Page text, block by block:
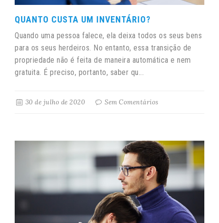
QUANTO CUSTA UM INVENTÁRIO?
Quando uma pessoa falece, ela deixa todos os seus bens
para os seus herdeiros. No entanto, essa transição de
propriedade não é feita de maneira automática e nem
gratuita. É preciso, portanto, saber qu...
30 de julho de 2020 Sem Comentários